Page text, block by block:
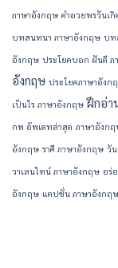
ภาษาอังกฤษ คําอวยพรวันเ
บทสนทนา ภาษาอังกฤษ บท
อังกฤษ ประโยคบอก ฝันดี ภ
อังกฤษ ประโยคภาษาอังก
เป็นไร ภาษาอังกฤษ ฝึกอ่า
กพ อัพเดทล่าสุด ภาษาอังก
อังกฤษ ราศี ภาษาอังกฤษ วั
วาเลนไทน์ ภาษาอังกฤษ อร่
อังกฤษ แคปชั่น ภาษาอังกฤษ